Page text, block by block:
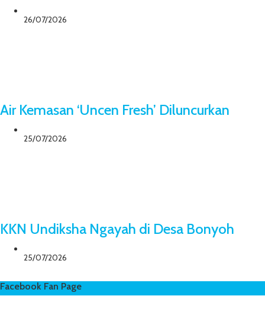
26/07/2026
Air Kemasan ‘Uncen Fresh’ Diluncurkan
25/07/2026
KKN Undiksha Ngayah di Desa Bonyoh
25/07/2026
Facebook Fan Page